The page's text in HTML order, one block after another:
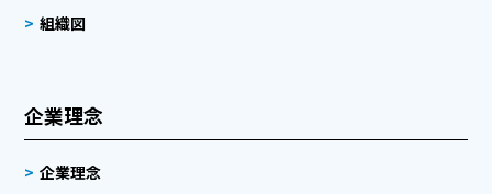
組織図
企業理念
企業理念